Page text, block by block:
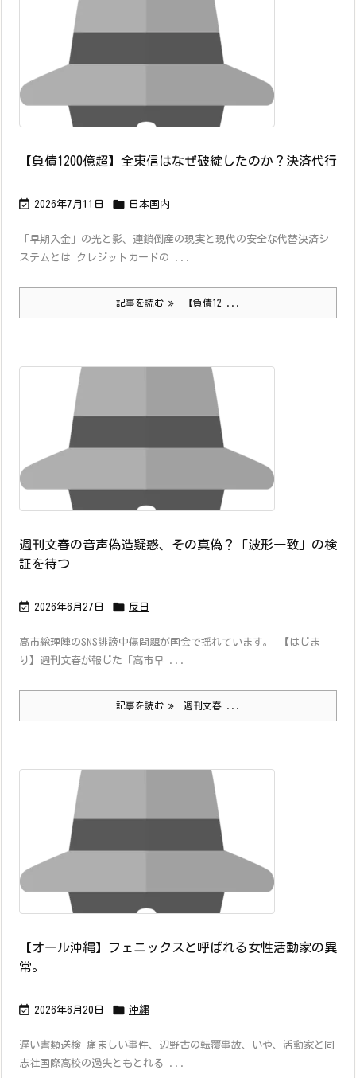
【負債1200億超】全東信はなぜ破綻したのか？決済代行
 2026年7月11日  日本国内
「早期入金」の光と影、連鎖倒産の現実と現代の安全な代替決済シ
ステムとは クレジットカードの ...
記事を読む 【負債12 ...
週刊文春の音声偽造疑惑、その真偽？「波形一致」の検
証を待つ
 2026年6月27日  反日
高市総理陣のSNS誹謗中傷問題が国会で揺れています。 【はじま
り】週刊文春が報じた「高市早 ...
記事を読む 週刊文春 ...
【オール沖縄】フェニックスと呼ばれる女性活動家の異
常。
 2026年6月20日  沖縄
遅い書類送検 痛ましい事件、辺野古の転覆事故、いや、活動家と同
志社国際高校の過失ともとれる ...